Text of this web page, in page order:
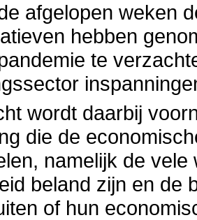
afgelopen weken
hebben
te
wordt daarbij
die de
namelijk de
beland zijn en de
of hun